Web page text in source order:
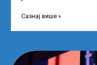
Сазнај више »